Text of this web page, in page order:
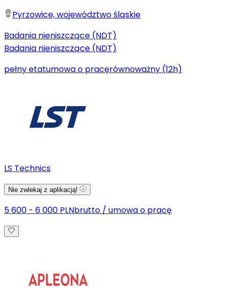
Pyrzowice, województwo śląskie
Badania nieniszczące (NDT)
Badania nieniszczące (NDT)
pełny etatumowa o pracęrównoważny (12h)
LS Technics
Nie zwlekaj z aplikacją!
5 600 - 6 000 PLNbrutto / umowa o pracę